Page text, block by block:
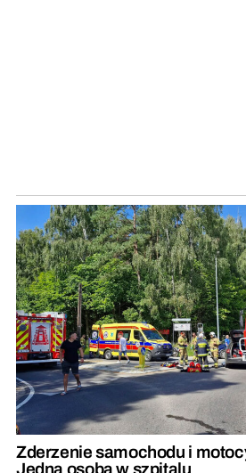
Zderzenie samochodu i
Jedna osoba w szpitalu